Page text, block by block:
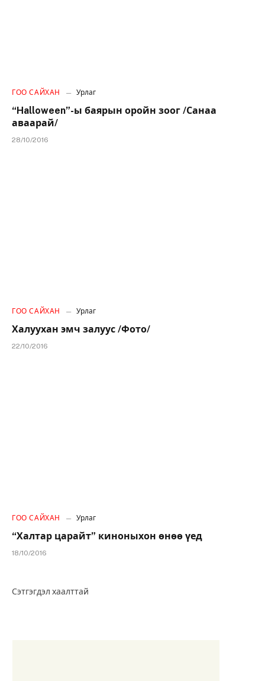
ГОО САЙХАН Урлаг
“Halloween”-ы баярын оройн зоог /Санаа
аваарай/
28/10/2016
ГОО САЙХАН Урлаг
Халуухан эмч залуус /Фото/
22/10/2016
ГОО САЙХАН Урлаг
“Халтар царайт” киноныхон өнөө үед
18/10/2016
Сэтгэгдэл хаалттай